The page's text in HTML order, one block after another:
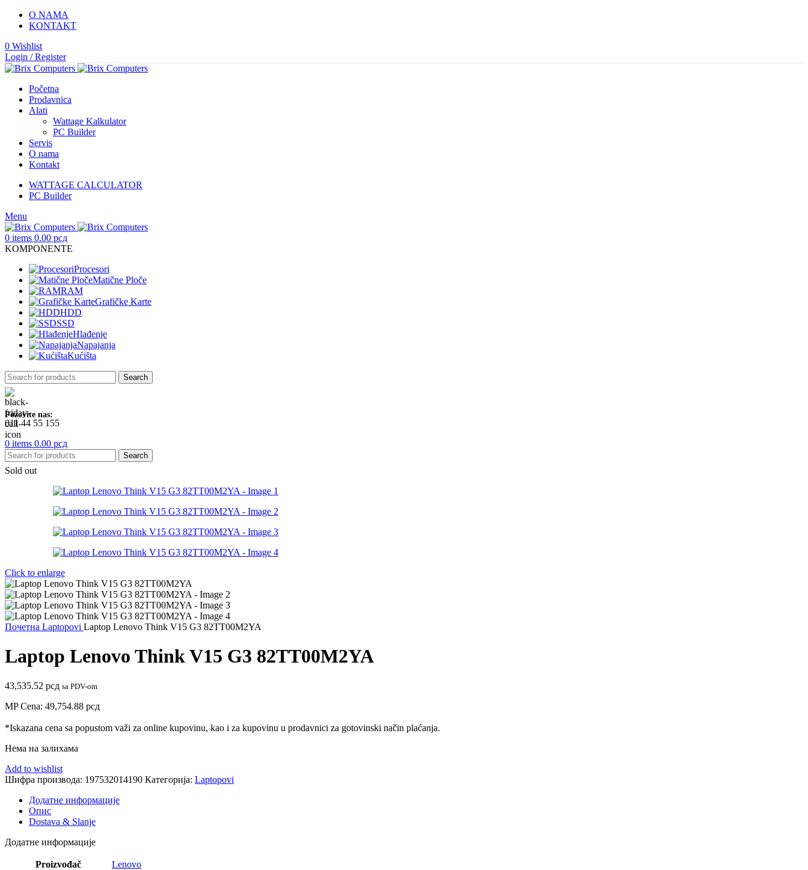
O NAMA
KONTAKT
0 Wishlist
Login / Register
Početna
Prodavnica
Alati
Wattage Kalkulator
PC Builder
Servis
O nama
Kontakt
WATTAGE CALCULATOR
PC Builder
Menu
0 items 0.00 рсд
KOMPONENTE
Procesori
Matične Ploče
RAM
Grafičke Karte
HDD
SSD
Hlađenje
Napajanja
Kućišta
Search
Pozovite nas:
011 44 55 155
0 items 0.00 рсд
Search
Sold out
Click to enlarge
Почетна Laptopovi Laptop Lenovo Think V15 G3 82TT00M2YA
Laptop Lenovo Think V15 G3 82TT00M2YA
43,535.52 рсд sa PDV-om
MP Cena: 49,754.88 рсд
*Iskazana cena sa popustom važi za online kupovinu, kao i za kupovinu u prodavnici za gotovinski način plaćanja.
Нема на залихама
Add to wishlist
Шифра производа: 197532014190 Категорија: Laptopovi
Додатне информације
Опис
Dostava & Slanje
Додатне информације
Proizvođač Lenovo